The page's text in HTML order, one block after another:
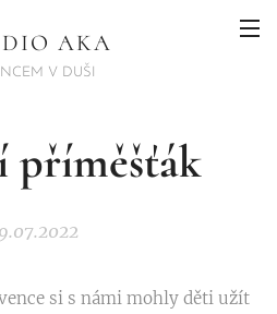
AKA
V DUŠI
příměšťák
si s námi mohly děti užít